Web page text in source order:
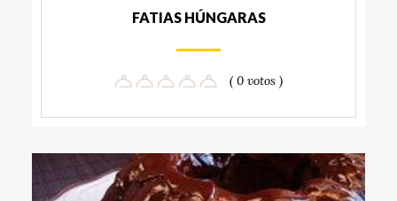
FATIAS HÚNGARAS
( 0 votos )